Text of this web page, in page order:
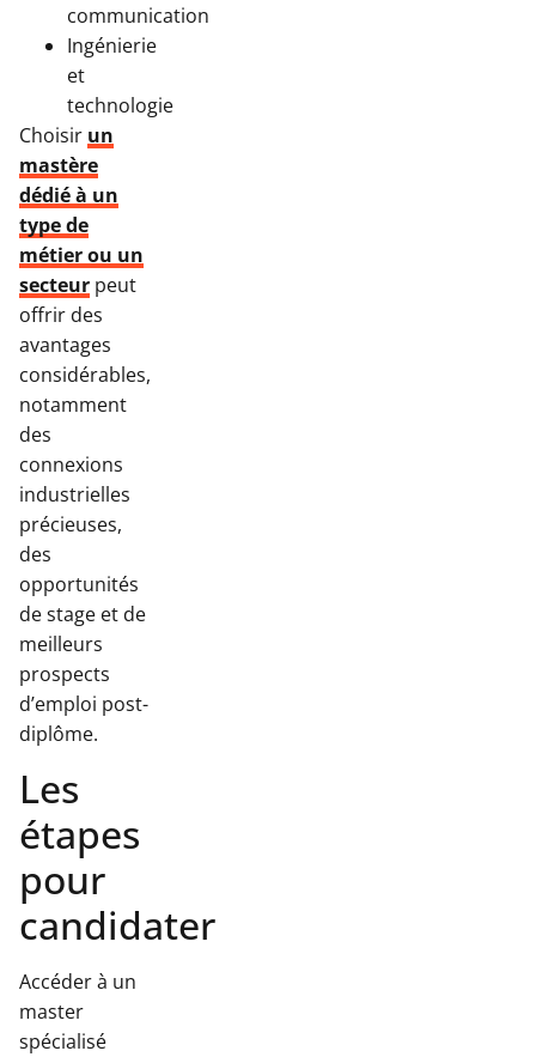
communication
Ingénierie
et
technologie
Choisir un
mastère
dédié à un
type de
métier ou un
secteur peut
offrir des
avantages
considérables,
notamment
des
connexions
industrielles
précieuses,
des
opportunités
de stage et de
meilleurs
prospects
d’emploi post-
diplôme.
Les
étapes
pour
candidater
Accéder à un
master
spécialisé